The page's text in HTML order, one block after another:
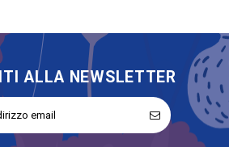
ALLA NEWSLETTER